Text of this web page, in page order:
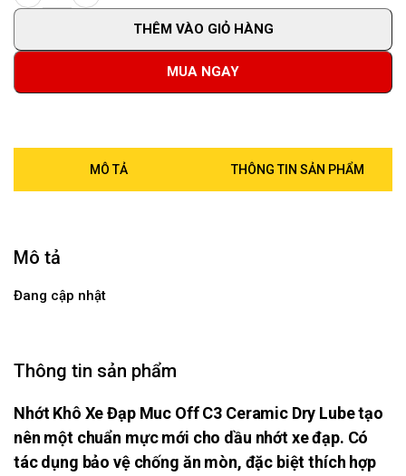
THÊM VÀO GIỎ HÀNG
MUA NGAY
MÔ TẢ THÔNG TIN SẢN PHẨM
Mô tả
Đang cập nhật
Thông tin sản phẩm
Nhớt Khô Xe Đạp Muc Off C3 Ceramic Dry Lube tạo
nên một chuẩn mực mới cho dầu nhớt xe đạp. Có
tác dụng bảo vệ chống ăn mòn, đặc biệt thích hợp